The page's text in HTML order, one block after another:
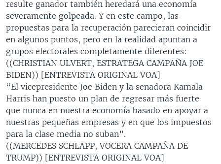
resulte ganador también heredará una economía
severamente golpeada. Y en este campo, las
propuestas para la recuperación parecieran coincidir
en algunos puntos, pero en la realidad apuntan a
grupos electorales completamente diferentes:
((CHRISTIAN ULVERT, ESTRATEGA CAMPAÑA JOE
BIDEN)) [ENTREVISTA ORIGINAL VOA]
“El vicepresidente Joe Biden y la senadora Kamala
Harris han puesto un plan de regresar más fuerte
que nunca en nuestra economía basado en apoyar a
nuestras pequeñas empresas y en que los impuestos
para la clase media no suban”.
((MERCEDES SCHLAPP, VOCERA CAMPAÑA DE
TRUMP)) [ENTREVISTA ORIGINAL VOA]